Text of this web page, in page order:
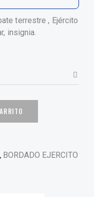
terrestre , Ejército
insignia.
, BORDADO EJERCITO